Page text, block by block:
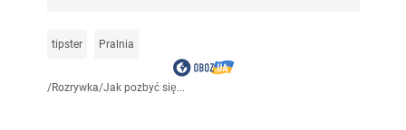
tipster Pralnia
/Rozrywka/Jak pozbyć się...